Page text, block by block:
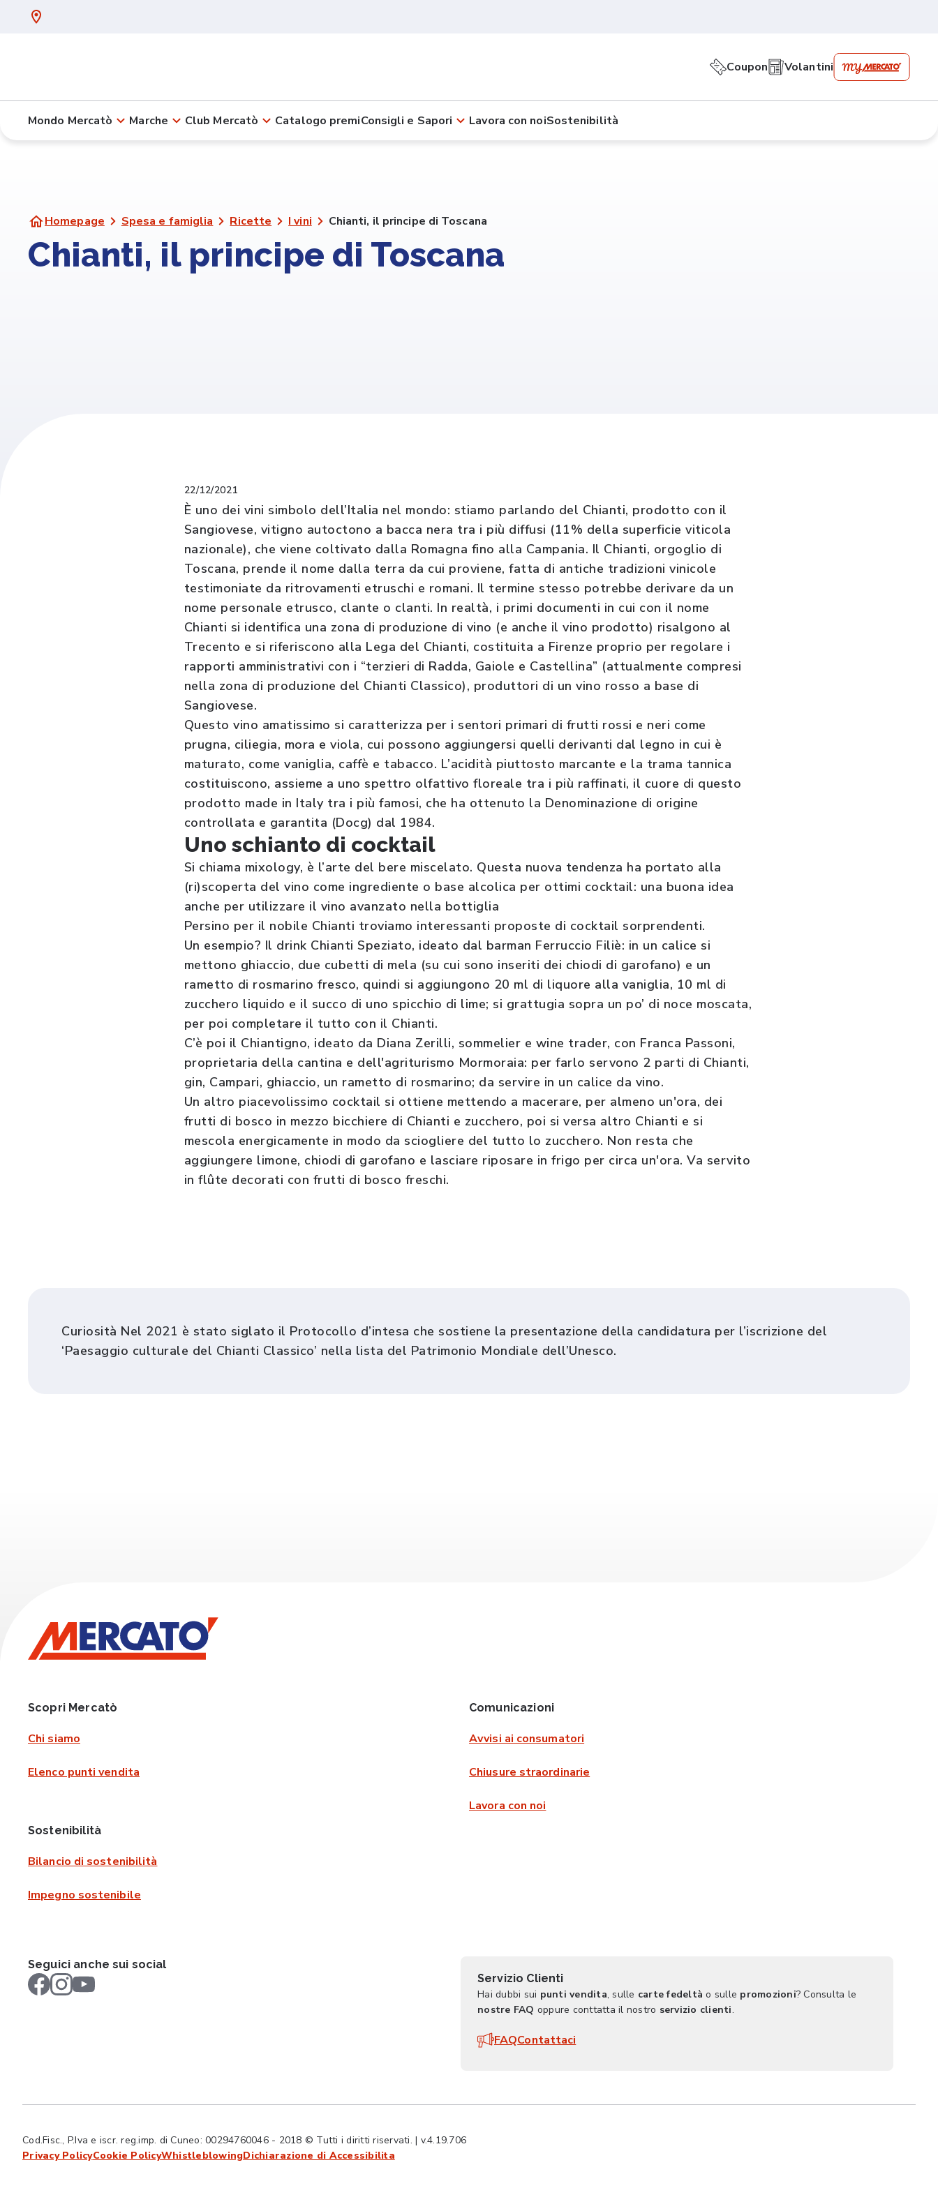
Coupon Volantini
Mondo Mercatò Marche Club Mercatò Catalogo premiConsigli e Sapori Lavora con noiSostenibilità
Homepage Spesa e famiglia Ricette I vini Chianti, il principe di Toscana
Chianti, il principe di Toscana
22/12/2021
È uno dei vini simbolo dell’Italia nel mondo: stiamo parlando del Chianti, prodotto con il
Sangiovese, vitigno autoctono a bacca nera tra i più diffusi (11% della superficie viticola
nazionale), che viene coltivato dalla Romagna fino alla Campania. Il Chianti, orgoglio di
Toscana, prende il nome dalla terra da cui proviene, fatta di antiche tradizioni vinicole
testimoniate da ritrovamenti etruschi e romani. Il termine stesso potrebbe derivare da un
nome personale etrusco, clante o clanti. In realtà, i primi documenti in cui con il nome
Chianti si identifica una zona di produzione di vino (e anche il vino prodotto) risalgono al
Trecento e si riferiscono alla Lega del Chianti, costituita a Firenze proprio per regolare i
rapporti amministrativi con i “terzieri di Radda, Gaiole e Castellina” (attualmente compresi
nella zona di produzione del Chianti Classico), produttori di un vino rosso a base di
Sangiovese.
Questo vino amatissimo si caratterizza per i sentori primari di frutti rossi e neri come
prugna, ciliegia, mora e viola, cui possono aggiungersi quelli derivanti dal legno in cui è
maturato, come vaniglia, caffè e tabacco. L’acidità piuttosto marcante e la trama tannica
costituiscono, assieme a uno spettro olfattivo floreale tra i più raffinati, il cuore di questo
prodotto made in Italy tra i più famosi, che ha ottenuto la Denominazione di origine
controllata e garantita (Docg) dal 1984.
Uno schianto di cocktail
Si chiama mixology, è l’arte del bere miscelato. Questa nuova tendenza ha portato alla
(ri)scoperta del vino come ingrediente o base alcolica per ottimi cocktail: una buona idea
anche per utilizzare il vino avanzato nella bottiglia
Persino per il nobile Chianti troviamo interessanti proposte di cocktail sorprendenti.
Un esempio? Il drink Chianti Speziato, ideato dal barman Ferruccio Filiè: in un calice si
mettono ghiaccio, due cubetti di mela (su cui sono inseriti dei chiodi di garofano) e un
rametto di rosmarino fresco, quindi si aggiungono 20 ml di liquore alla vaniglia, 10 ml di
zucchero liquido e il succo di uno spicchio di lime; si grattugia sopra un po’ di noce moscata,
per poi completare il tutto con il Chianti.
C’è poi il Chiantigno, ideato da Diana Zerilli, sommelier e wine trader, con Franca Passoni,
proprietaria della cantina e dell'agriturismo Mormoraia: per farlo servono 2 parti di Chianti,
gin, Campari, ghiaccio, un rametto di rosmarino; da servire in un calice da vino.
Un altro piacevolissimo cocktail si ottiene mettendo a macerare, per almeno un'ora, dei
frutti di bosco in mezzo bicchiere di Chianti e zucchero, poi si versa altro Chianti e si
mescola energicamente in modo da sciogliere del tutto lo zucchero. Non resta che
aggiungere limone, chiodi di garofano e lasciare riposare in frigo per circa un'ora. Va servito
in flûte decorati con frutti di bosco freschi.
Curiosità Nel 2021 è stato siglato il Protocollo d’intesa che sostiene la presentazione della candidatura per l’iscrizione del
‘Paesaggio culturale del Chianti Classico’ nella lista del Patrimonio Mondiale dell’Unesco.
Scopri Mercatò
Chi siamo
Elenco punti vendita
Comunicazioni
Avvisi ai consumatori
Chiusure straordinarie
Lavora con noi
Sostenibilità
Bilancio di sostenibilità
Impegno sostenibile
Seguici anche sui social
Servizio Clienti
Hai dubbi sui punti vendita, sulle carte fedeltà o sulle promozioni? Consulta le
nostre FAQ oppure conttatta il nostro servizio clienti.
FAQContattaci
Cod.Fisc., P.Iva e iscr. reg.imp. di Cuneo: 00294760046 - 2018 © Tutti i diritti riservati. | v.4.19.706
Privacy PolicyCookie PolicyWhistleblowingDichiarazione di Accessibilita